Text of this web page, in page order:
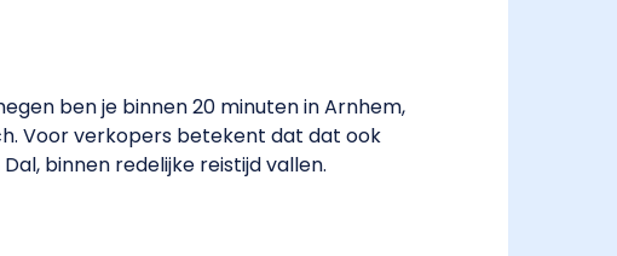
ben je binnen 20 minuten in Arnhem,
Voor verkopers betekent dat dat ook
binnen redelijke reistijd vallen.